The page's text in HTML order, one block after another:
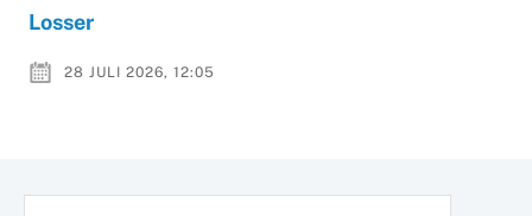
Losser
28 JULI 2026, 12:05